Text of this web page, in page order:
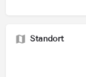
Standort